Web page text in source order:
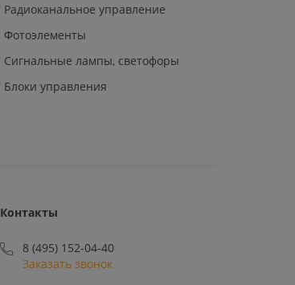
Радиоканальное управление
Фотоэлементы
Сигнальные лампы, светофоры
Блоки управления
Контакты
8 (495) 152-04-40
Заказать звонок